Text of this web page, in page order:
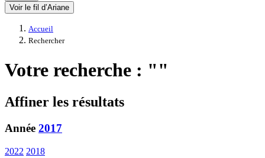
Voir le fil d’Ariane
Accueil
Rechercher
Votre recherche : ""
Affiner les résultats
Année 2017
2022 2018